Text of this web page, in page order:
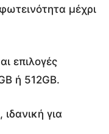
μέχρι
επιλογές
ή 512GB.
, ιδανική για